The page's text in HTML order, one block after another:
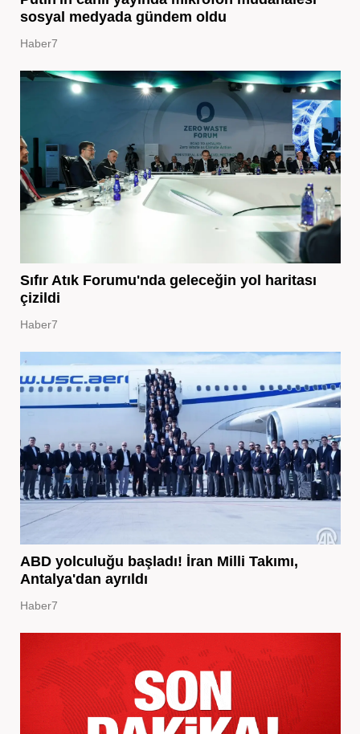
sosyal medyada gündem oldu
Haber7
Sıfır Atık Forumu'nda geleceğin yol haritası
çizildi
Haber7
ABD yolculuğu başladı! İran Milli Takımı,
Antalya'dan ayrıldı
Haber7